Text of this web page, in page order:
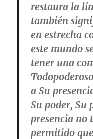
restaura la
también
en estrecha
este mundo
tener una
a Su
Su poder, Su
presencia no
permitido